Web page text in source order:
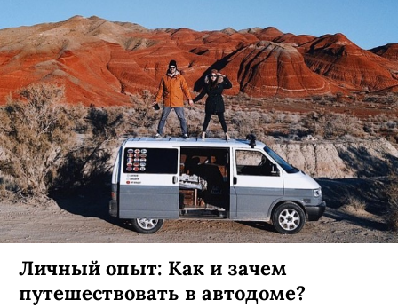
Личный опыт: Как и зачем
путешествовать в автодоме?